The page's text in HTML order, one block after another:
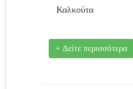
Καλκούτα
+ Δείτε περισσότερα